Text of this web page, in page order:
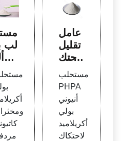
لب
لي
د
نية
عامل
تقليل
الاحتك
اك بول
ي أكر
يلاميد
مستح
لب P
HPA
مستحلب
PHPA
أنيوني
بولي
أكريلاميد
لاحتكاك